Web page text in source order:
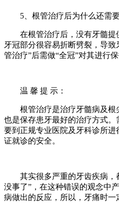
5、根管治疗后为什么还需要
在根管治疗后，没有牙髓提
牙冠部分很容易折断劈裂，导
管治疗”后需做“全冠”对其进行保
温 馨 提 示：
根管治疗是治疗牙髓病及根
也是保存患牙最好的治疗方式
要到正规专业医院及牙科诊所
证就诊的安全。
其实很多严重的牙齿疾病，
没事了”，在这种错误的观念中
病做出的反应，所以，牙痛时一